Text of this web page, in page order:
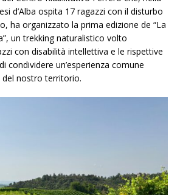
d’Alba ospita 17 ragazzi con il disturbo
ha organizzato la prima edizione de “La
un trekking naturalistico volto
con disabilità intellettiva e le rispettive
condividere un’esperienza comune
nostro territorio.